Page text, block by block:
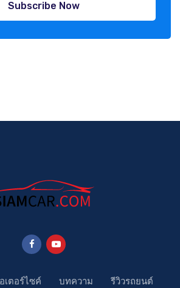
Subscribe Now
เตอร์ไซค์ บทความ
รีวิวรถยนต์